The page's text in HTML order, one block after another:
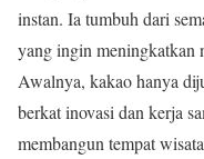
instan. Ia tumbuh dari
yang ingin meningkatkan
Awalnya, kakao hanya
berkat inovasi dan kerja
membangun tempat